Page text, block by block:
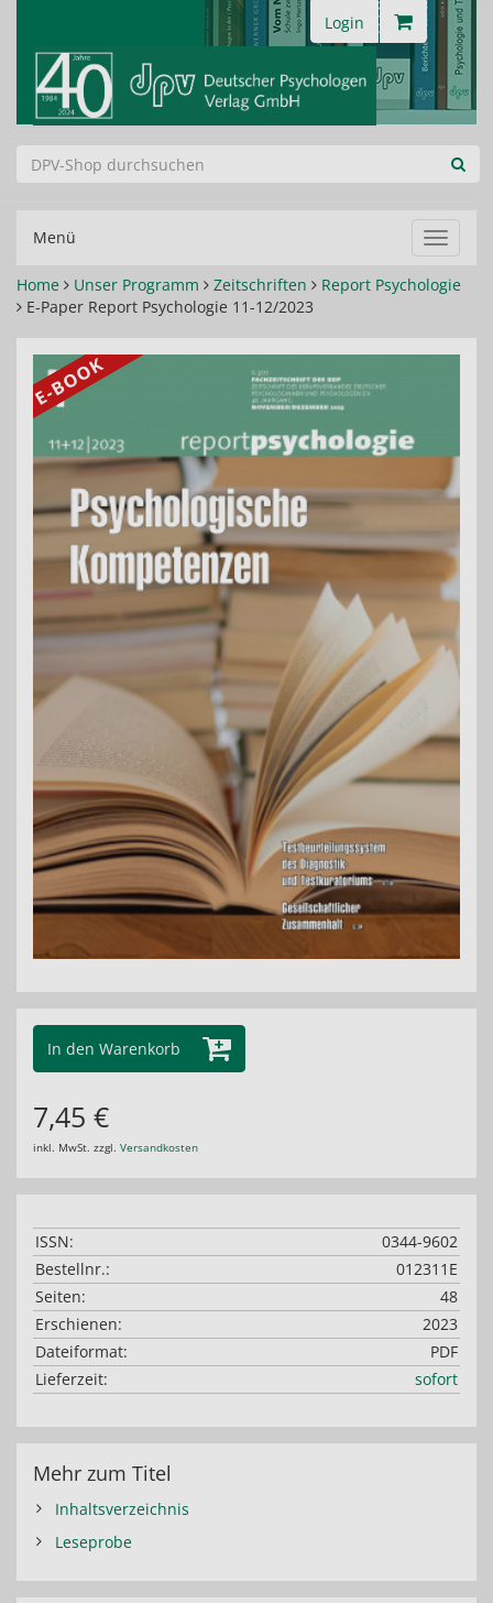
Login
Menü
ein-/
Home
Unser Programm Zeitschriften
Report Psychologie
E-Paper Report Psychologie 11-12/2023
In den Warenkorb
7,45 €
inkl. MwSt. zzgl. Versandkosten
ISSN:
0344-9602
Bestellnr.:
012311E
Seiten:
48
Erschienen:
2023
Dateiformat:
PDF
Lieferzeit:
sofort
Mehr zum Titel
Inhaltsverzeichnis
Leseprobe